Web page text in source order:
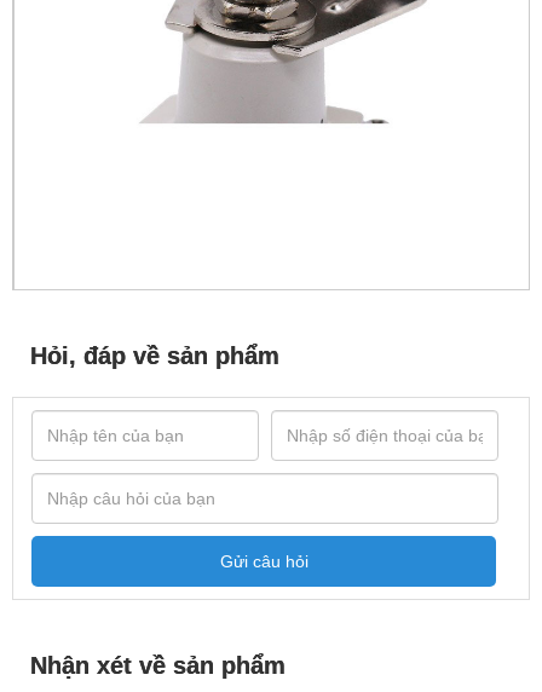
Hỏi, đáp về sản phẩm
Gửi câu hỏi
Nhận xét về sản phẩm